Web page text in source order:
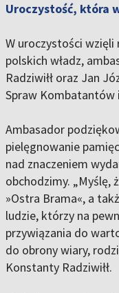
Uroczystość, która
W uroczystości wzięli
polskich władz,
Radziwiłł oraz Jan
Spraw Kombatantów
Ambasador
pielęgnowanie
nad znaczeniem
obchodzimy. „Myślę,
»Ostra Brama«, a
ludzie, którzy na
przywiązania do
do obrony wiary,
Konstanty Radziwiłł.